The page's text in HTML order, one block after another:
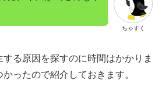
ちゃすく
る原因を探すのに時間はかかりま
ったので紹介しておきます。